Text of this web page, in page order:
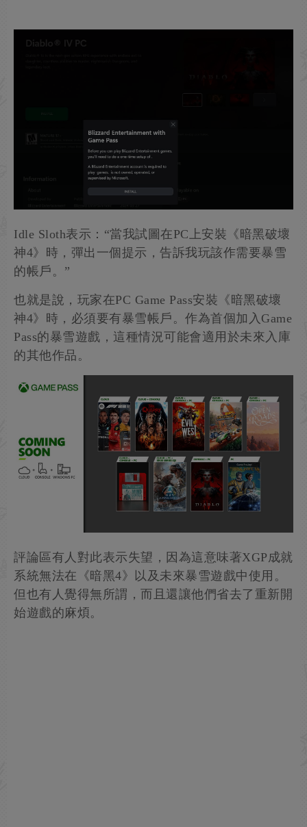
Idle Sloth表示：“當我試圖在PC上安裝《暗黑破壞
神4》時，彈出一個提示，告訴我玩該作需要暴雪
的帳戶。”
也就是說，玩家在PC Game Pass安裝《暗黑破壞
神4》時，必須要有暴雪帳戶。作為首個加入Game
Pass的暴雪遊戲，這種情況可能會適用於未來入庫
的其他作品。
評論區有人對此表示失望，因為這意味著XGP成就
系統無法在《暗黑4》以及未來暴雪遊戲中使用。
但也有人覺得無所謂，而且還讓他們省去了重新開
始遊戲的麻煩。